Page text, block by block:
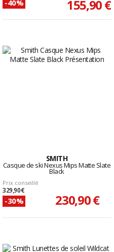
-40% 155,90 €
SMITH
Casque de ski Nexus Mips Matte Slate
Black
Prix conseillé
329,90 €
-30% 230,90 €